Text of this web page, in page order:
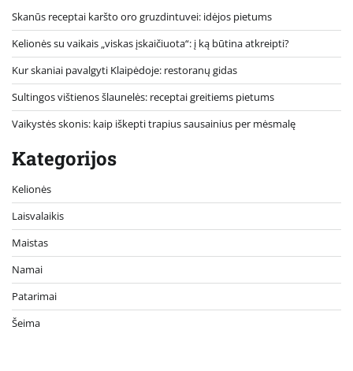
Skanūs receptai karšto oro gruzdintuvei: idėjos pietums
Kelionės su vaikais „viskas įskaičiuota“: į ką būtina atkreipti?
Kur skaniai pavalgyti Klaipėdoje: restoranų gidas
Sultingos vištienos šlaunelės: receptai greitiems pietums
Vaikystės skonis: kaip iškepti trapius sausainius per mėsmalę
Kategorijos
Kelionės
Laisvalaikis
Maistas
Namai
Patarimai
Šeima